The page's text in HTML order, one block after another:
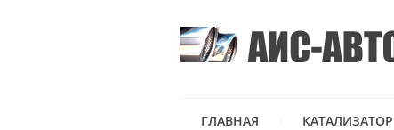
ГЛАВНАЯ КАТАЛИЗАТОР